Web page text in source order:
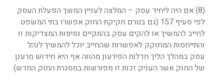
(8) אם היה ליחיד עסק – המלצה לעניין המשך הפעלת העסק
לפי סעיף 157 (גם בטרם חקיקת החוק אפשרו בתי המשפט
לחייב להמשיך או להקים עסק בהתקיים נסיסות המצדיקות זו
והתייחסות המחוקק לאפשרות שהחייב יוכל להמשיך לנהל
עסק במהלך הליך חדלות הפירעון מהווה אף היא חידוש מרענן
של החוק אשר העניק זכות זו מפורשות במסגרת החוק החדש).